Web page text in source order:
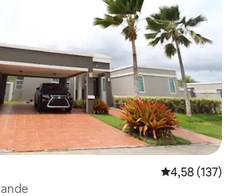
4,58 de uma
4,58 (137)